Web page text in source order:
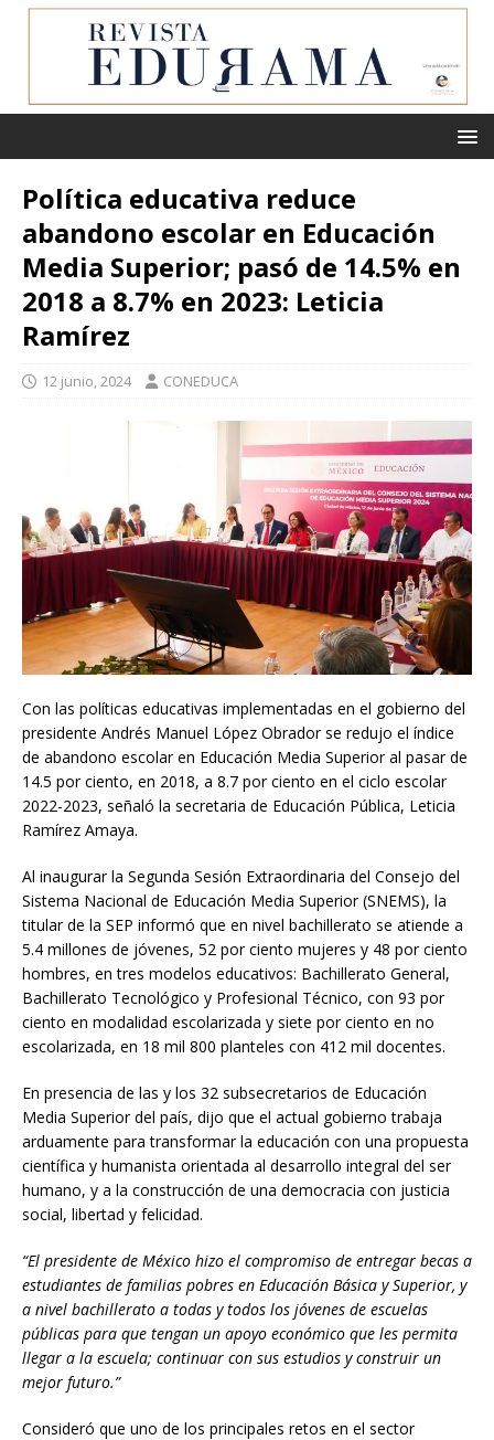
Política educativa reduce
abandono escolar en Educación
Media Superior; pasó de 14.5% en
2018 a 8.7% en 2023: Leticia
Ramírez
12 junio, 2024 CONEDUCA
Con las políticas educativas implementadas en el gobierno del
presidente Andrés Manuel López Obrador se redujo el índice
de abandono escolar en Educación Media Superior al pasar de
14.5 por ciento, en 2018, a 8.7 por ciento en el ciclo escolar
2022-2023, señaló la secretaria de Educación Pública, Leticia
Ramírez Amaya.
Al inaugurar la Segunda Sesión Extraordinaria del Consejo del
Sistema Nacional de Educación Media Superior (SNEMS), la
titular de la SEP informó que en nivel bachillerato se atiende a
5.4 millones de jóvenes, 52 por ciento mujeres y 48 por ciento
hombres, en tres modelos educativos: Bachillerato General,
Bachillerato Tecnológico y Profesional Técnico, con 93 por
ciento en modalidad escolarizada y siete por ciento en no
escolarizada, en 18 mil 800 planteles con 412 mil docentes.
En presencia de las y los 32 subsecretarios de Educación
Media Superior del país, dijo que el actual gobierno trabaja
arduamente para transformar la educación con una propuesta
científica y humanista orientada al desarrollo integral del ser
humano, y a la construcción de una democracia con justicia
social, libertad y felicidad.
“El presidente de México hizo el compromiso de entregar becas a
estudiantes de familias pobres en Educación Básica y Superior, y
a nivel bachillerato a todas y todos los jóvenes de escuelas
públicas para que tengan un apoyo económico que les permita
llegar a la escuela; continuar con sus estudios y construir un
mejor futuro.”
Consideró que uno de los principales retos en el sector